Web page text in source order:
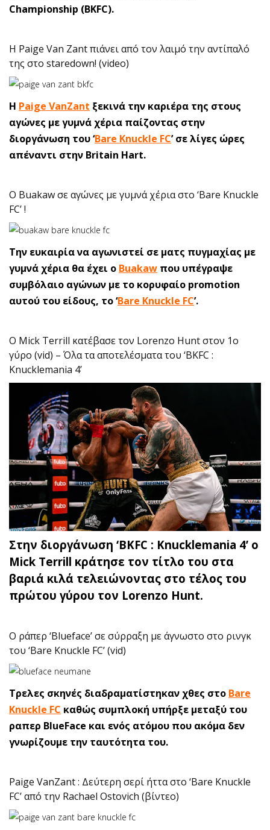
Championship (BKFC).
H Paige Van Zant πιάνει από τον λαιμό την αντίπαλό
της στο staredown! (video)
H Paige VanZant ξεκινά την καριέρα της στους
αγώνες με γυμνά χέρια παίζοντας στην
διοργάνωση του ‘Bare Knuckle FC’ σε λίγες ώρες
απέναντι στην Britain Hart.
O Buakaw σε αγώνες με γυμνά χέρια στο ‘Bare Knuckle
FC’ !
Την ευκαιρία να αγωνιστεί σε ματς πυγμαχίας με
γυμνά χέρια θα έχει ο Buakaw που υπέγραψε
συμβόλαιο αγώνων με το κορυφαίο promotion
αυτού του είδους, το ‘Bare Knuckle FC’.
O Mick Terrill κατέβασε τον Lorenzo Hunt στον 1ο
γύρο (vid) – Όλα τα αποτελέσματα του ‘BKFC :
Knucklemania 4’
Στην διοργάνωση ‘BKFC : Knucklemania 4’ o
Mick Terrill κράτησε τον τίτλο του στα
βαριά κιλά τελειώνοντας στο τέλος του
πρώτου γύρου τον Lorenzo Hunt.
O ράπερ ‘Blueface’ σε σύρραξη με άγνωστο στο ρινγκ
του ‘Bare Knuckle FC’ (vid)
Τρελες σκηνές διαδραματίστηκαν χθες στο Bare
Knuckle FC καθώς συμπλοκή υπήρξε μεταξύ του
ραπερ BlueFace και ενός ατόμου που ακόμα δεν
γνωρίζουμε την ταυτότητα του.
Paige VanZant : Δεύτερη σερί ήττα στο ‘Bare Knuckle
FC’ από την Rachael Ostovich (βίντεο)